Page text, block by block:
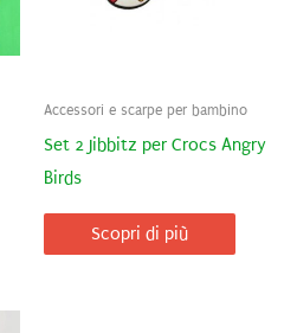
Accessori e scarpe per bambino
Set 2 Jibbitz per Crocs Angry
Birds
Scopri di più